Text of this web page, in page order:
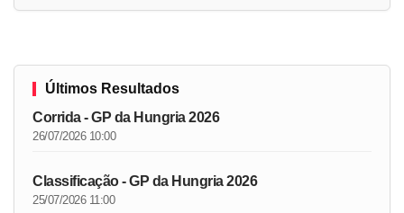
Últimos Resultados
Corrida - GP da Hungria 2026
26/07/2026 10:00
Classificação - GP da Hungria 2026
25/07/2026 11:00